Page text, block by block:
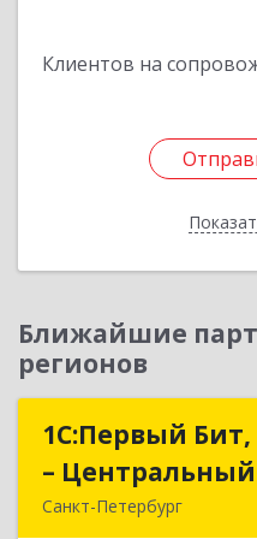
Клиентов на
Ближайшие
регионов
1С:Первый Бит,
–
Санкт-Петербург
1С:Первый
–